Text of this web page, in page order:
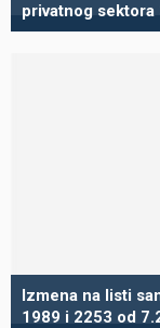
privatnog
Izmena na listi
1989 i 2253 od